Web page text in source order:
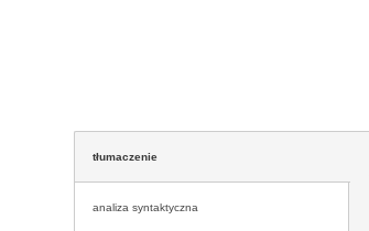
tłumaczenie
analiza syntaktyczna